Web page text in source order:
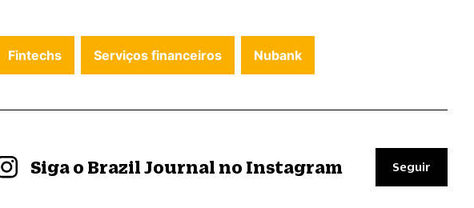
Fintechs Serviços financeiros Nubank
Siga o Brazil Journal no Instagram Seguir